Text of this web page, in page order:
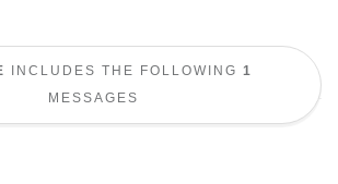
INCLUDES THE FOLLOWING 1
MESSAGES